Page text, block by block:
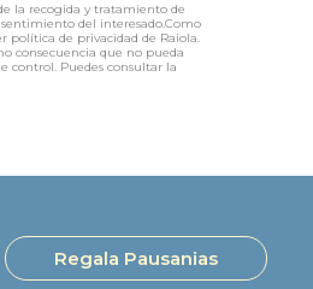
la recogida y tratamiento de
del interesado.Como
política de privacidad de Raiola.
consecuencia que no pueda
control. Puedes consultar la
Regala Pausanias